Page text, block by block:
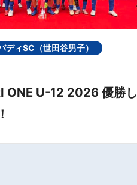
ディSC（世田谷男子）
ONE U-12 2026 優勝し